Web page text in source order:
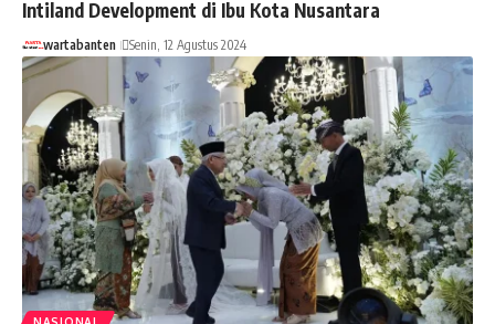
Intiland Development di Ibu Kota Nusantara
wartabanten Senin, 12 Agustus 2024